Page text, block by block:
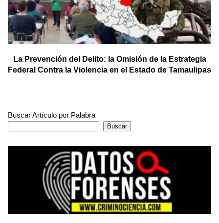
La Prevención del Delito: la Omisión de la Estrategia
Federal Contra la Violencia en el Estado de Tamaulipas
Buscar Artículo por Palabra
Buscar